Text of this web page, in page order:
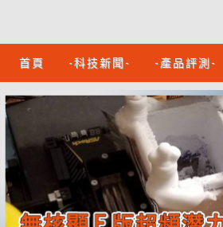
首頁 -科技新聞- -產品評測-